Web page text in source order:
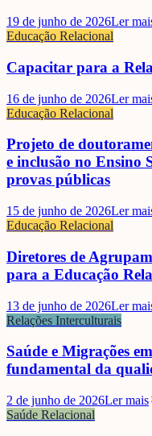
19 de junho de 2026Ler
Educação Relacional
Capacitar para a
16 de junho de 2026Ler
Educação Relacional
Projeto de
e inclusão no Ensino
provas públicas
15 de junho de 2026Ler
Educação Relacional
Diretores de
para a Educação
13 de junho de 2026Ler
Relações Interculturais
Saúde e Migrações
fundamental da
2 de junho de 2026Ler mais
Saúde Relacional